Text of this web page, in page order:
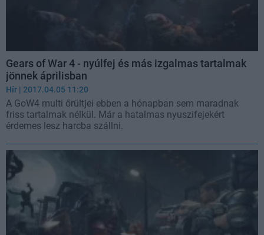
Gears of War 4 - nyúlfej és más izgalmas tartalmak
jönnek áprilisban
Hír | 2017.04.05 11:20
A GoW4 multi őrültjei ebben a hónapban sem maradnak
friss tartalmak nélkül. Már a hatalmas nyuszifejekért
érdemes lesz harcba szállni.